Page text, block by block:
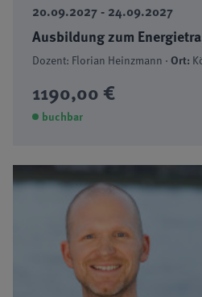
20.09.2027 - 24.09.2027
Ausbildung zum
Dozent: Florian Heinzmann ·Ort:
1190,00 €
buchbar